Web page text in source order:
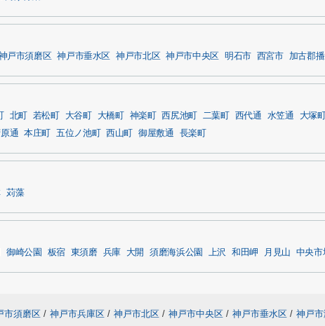
戸市須磨区 神戸市垂水区 神戸市北区 神戸市中央区 明石市 西宮市 加古郡播
北町 若松町 大谷町 大橋町 神楽町 西尻池町 二葉町 西代通 水笠通 大塚町
通 本庄町 五位ノ池町 西山町 御屋敷通 長楽町
苅藻
御崎公園 板宿 東須磨 兵庫 大開 須磨海浜公園 上沢 和田岬 月見山 中央市
市須磨区 / 神戸市兵庫区 / 神戸市北区 / 神戸市中央区 / 神戸市垂水区 / 神戸